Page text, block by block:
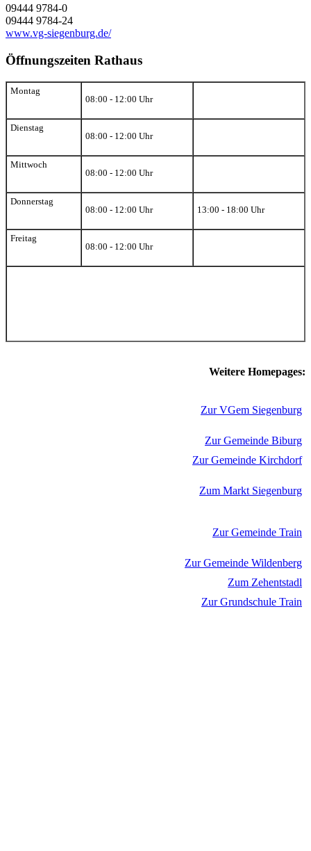
09444 9784-0
09444 9784-24
www.vg-siegenburg.de/
Öffnungszeiten Rathaus
Montag
08:00 - 12:00 Uhr
Dienstag
08:00 - 12:00 Uhr
Mittwoch
08:00 - 12:00 Uhr
Donnerstag
08:00 - 12:00 Uhr
13:00 - 18:00 Uhr
Freitag
08:00 - 12:00 Uhr
Weitere Homepages:
Zur VGem Siegenburg
Zur Gemeinde Biburg
Zur Gemeinde Kirchdorf
Zum Markt Siegenburg
Zur Gemeinde Train
Zur Gemeinde Wildenberg
Zum Zehentstadl
Zur Grundschule Train